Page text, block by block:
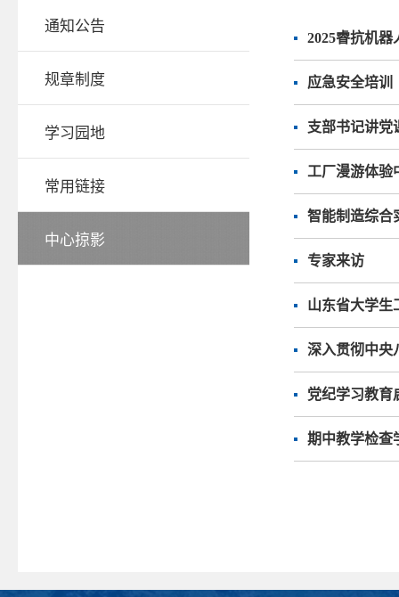
通知公告
规章制度
学习园地
常用链接
中心掠影
2025睿抗机
应急安全培训
支部书记讲党
工厂漫游体验
智能制造综合
专家来访
山东省大学生
深入贯彻中央
党纪学习教育
期中教学检查